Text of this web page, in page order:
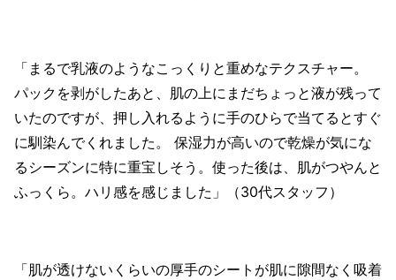
「まるで乳液のようなこっくりと重めなテクスチャー。
パックを剥がしたあと、肌の上にまだちょっと液が残って
いたのですが、押し入れるように手のひらで当てるとすぐ
に馴染んでくれました。 保湿力が高いので乾燥が気にな
るシーズンに特に重宝しそう。使った後は、肌がつやんと
ふっくら。ハリ感を感じました」（30代スタッフ）
「肌が透けないくらいの厚手のシートが肌に隙間なく吸着